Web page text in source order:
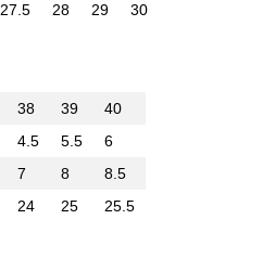
27.5 28 29 30
38 39
40
4.5 5.5
6
7 8
8.5
24 25 25.5